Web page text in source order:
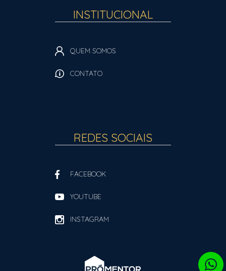
INSTITUCIONAL
QUEM SOMOS
CONTATO
REDES SOCIAIS
FACEBOOK
YOUTUBE
INSTAGRAM